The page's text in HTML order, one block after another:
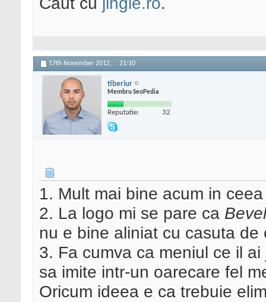
17th November 2012, 21:10
tiberiur
Membru SeoPedia
Reputatie: 32
1. Mult mai bine acum in
2. La logo mi se pare ca
nu e bine aliniat cu casuta
3. Fa cumva ca meniul ce il
sa imite intr-un oarecare fel
Oricum ideea e ca trebuie